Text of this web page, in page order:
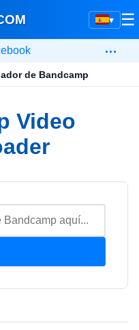
▾ ☰
…
de Bandcamp
Video